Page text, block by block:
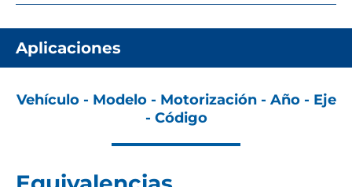
Aplicaciones
Vehículo - Modelo - Motorización - Año - Eje
- Código